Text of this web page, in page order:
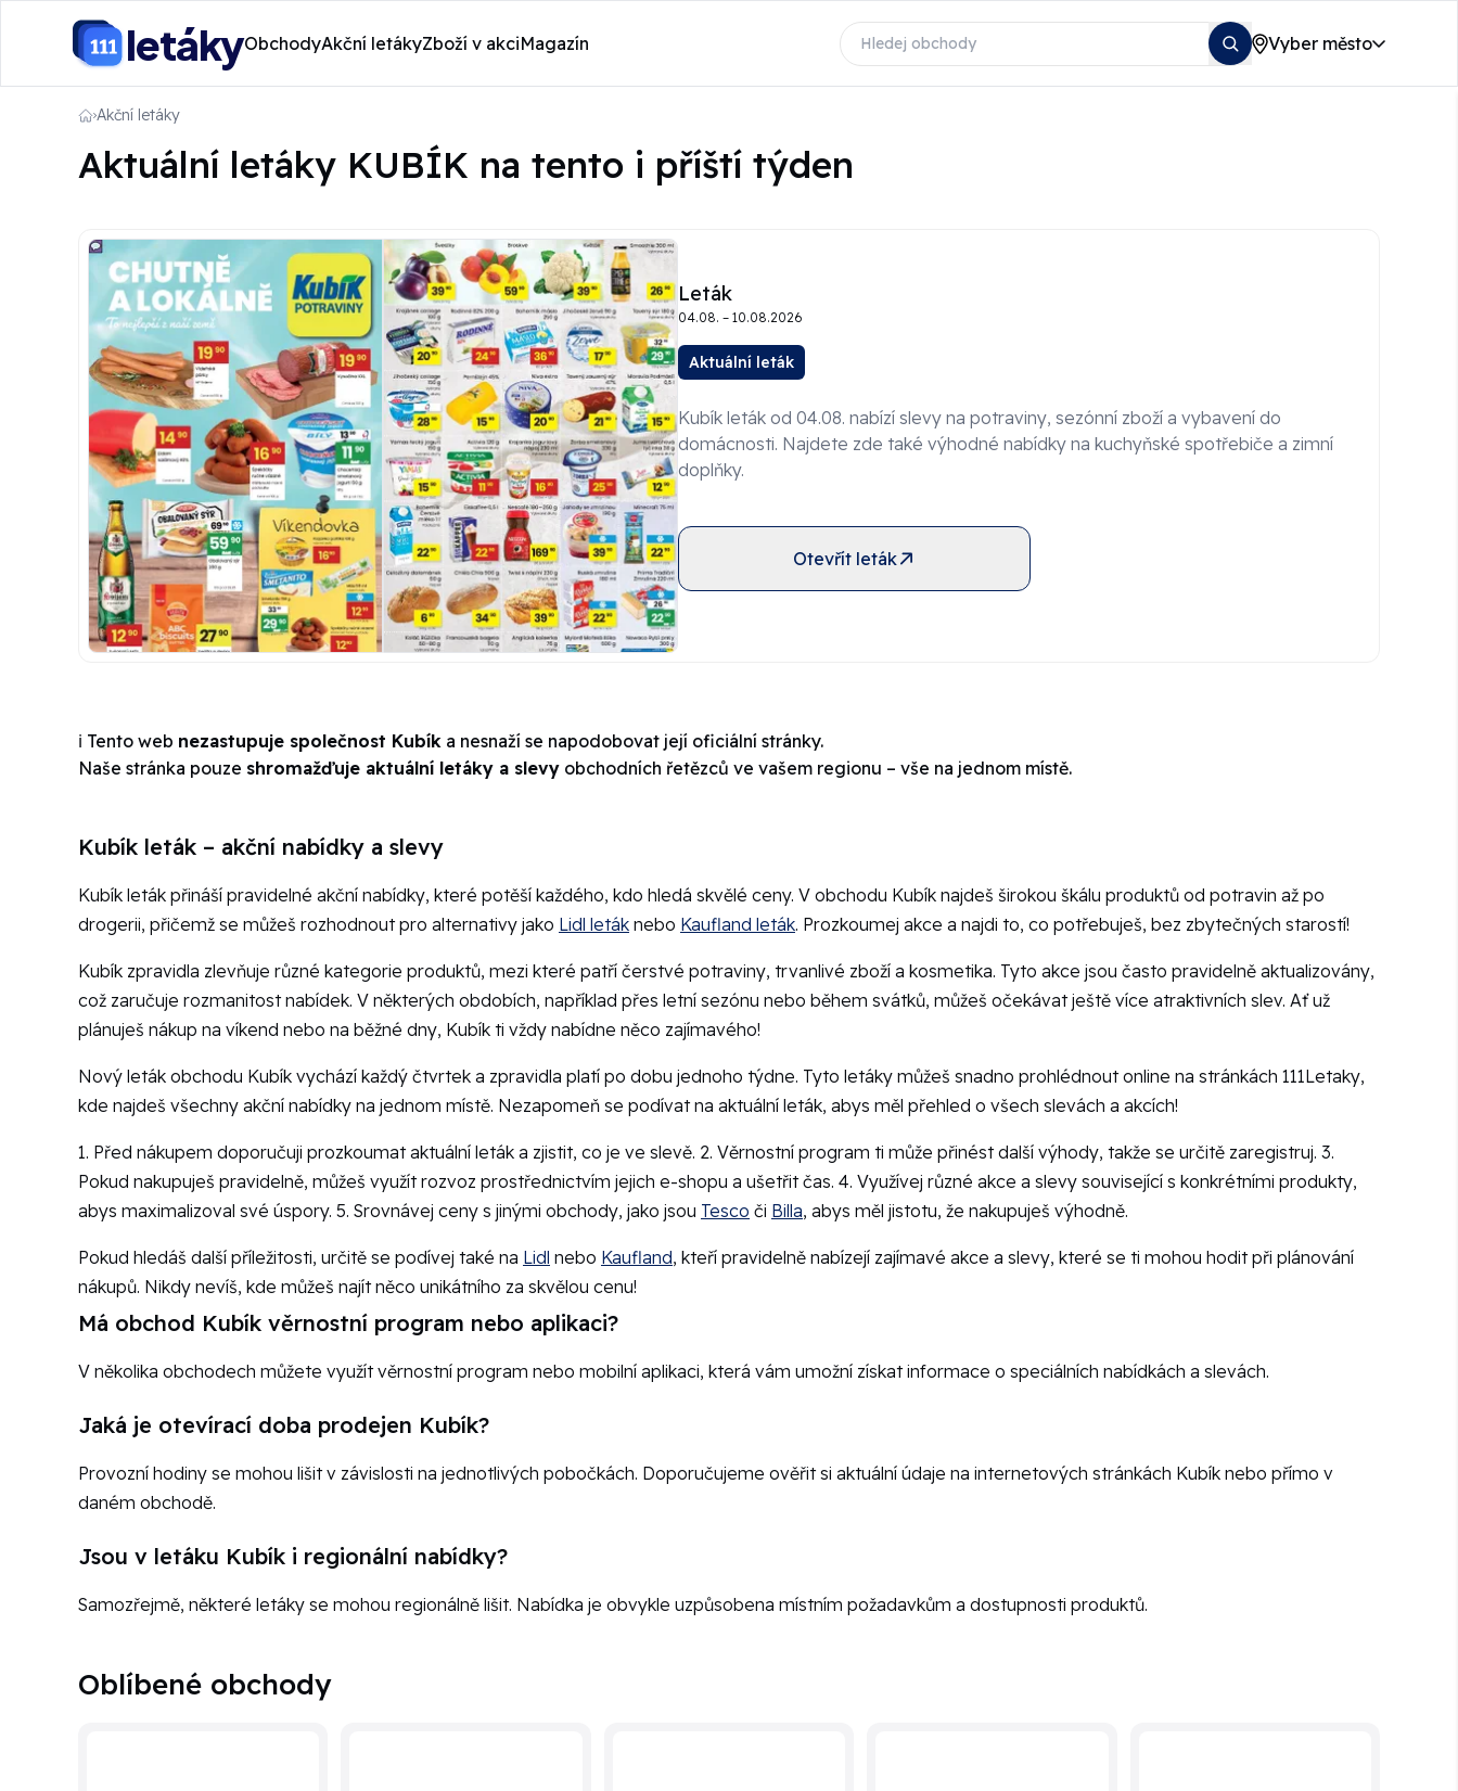
letákyObchodyAkční letákyZboží v akciMagazín Vyber město
Akční letáky
Aktuální letáky KUBÍK na tento i příští týden
Leták
04.08. – 10.08.2026
Aktuální leták
Kubík leták od 04.08. nabízí slevy na potraviny, sezónní zboží a vybavení do
domácnosti. Najdete zde také výhodné nabídky na kuchyňské spotřebiče a zimní
doplňky.
Otevřít leták
ℹ️ Tento web nezastupuje společnost Kubík a nesnaží se napodobovat její oficiální stránky.
Naše stránka pouze shromažďuje aktuální letáky a slevy obchodních řetězců ve vašem regionu – vše na jednom místě.
Kubík leták – akční nabídky a slevy
Kubík leták přináší pravidelné akční nabídky, které potěší každého, kdo hledá skvělé ceny. V obchodu Kubík najdeš širokou škálu produktů od potravin až po
drogerii, přičemž se můžeš rozhodnout pro alternativy jako Lidl leták nebo Kaufland leták. Prozkoumej akce a najdi to, co potřebuješ, bez zbytečných starostí!
Kubík zpravidla zlevňuje různé kategorie produktů, mezi které patří čerstvé potraviny, trvanlivé zboží a kosmetika. Tyto akce jsou často pravidelně aktualizovány,
což zaručuje rozmanitost nabídek. V některých obdobích, například přes letní sezónu nebo během svátků, můžeš očekávat ještě více atraktivních slev. Ať už
plánuješ nákup na víkend nebo na běžné dny, Kubík ti vždy nabídne něco zajímavého!
Nový leták obchodu Kubík vychází každý čtvrtek a zpravidla platí po dobu jednoho týdne. Tyto letáky můžeš snadno prohlédnout online na stránkách 111Letaky,
kde najdeš všechny akční nabídky na jednom místě. Nezapomeň se podívat na aktuální leták, abys měl přehled o všech slevách a akcích!
1. Před nákupem doporučuji prozkoumat aktuální leták a zjistit, co je ve slevě. 2. Věrnostní program ti může přinést další výhody, takže se určitě zaregistruj. 3.
Pokud nakupuješ pravidelně, můžeš využít rozvoz prostřednictvím jejich e-shopu a ušetřit čas. 4. Využívej různé akce a slevy související s konkrétními produkty,
abys maximalizoval své úspory. 5. Srovnávej ceny s jinými obchody, jako jsou Tesco či Billa, abys měl jistotu, že nakupuješ výhodně.
Pokud hledáš další příležitosti, určitě se podívej také na Lidl nebo Kaufland, kteří pravidelně nabízejí zajímavé akce a slevy, které se ti mohou hodit při plánování
nákupů. Nikdy nevíš, kde můžeš najít něco unikátního za skvělou cenu!
Má obchod Kubík věrnostní program nebo aplikaci?
V několika obchodech můžete využít věrnostní program nebo mobilní aplikaci, která vám umožní získat informace o speciálních nabídkách a slevách.
Jaká je otevírací doba prodejen Kubík?
Provozní hodiny se mohou lišit v závislosti na jednotlivých pobočkách. Doporučujeme ověřit si aktuální údaje na internetových stránkách Kubík nebo přímo v
daném obchodě.
Jsou v letáku Kubík i regionální nabídky?
Samozřejmě, některé letáky se mohou regionálně lišit. Nabídka je obvykle uzpůsobena místním požadavkům a dostupnosti produktů.
Oblíbené obchody